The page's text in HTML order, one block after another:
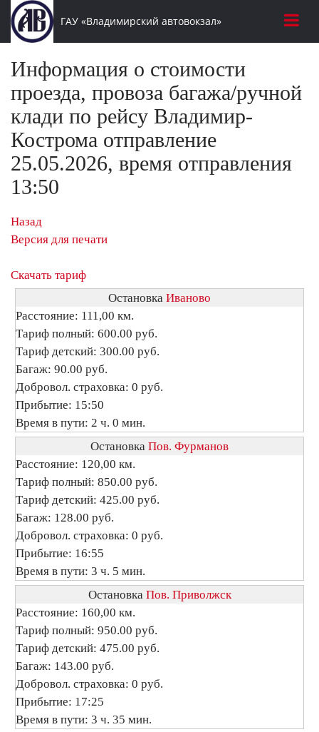
ГАУ «Владимирский автовокзал»
Информация о стоимости
проезда, провоза багажа/ручной
клади по рейсу Владимир-
Кострома отправление
25.05.2026, время отправления
13:50
Назад
Версия для печати
Скачать тариф
Остановка Иваново
Расстояние: 111,00 км.
Тариф полный: 600.00 руб.
Тариф детский: 300.00 руб.
Багаж: 90.00 руб.
Добровол. страховка: 0 руб.
Прибытие: 15:50
Время в пути: 2 ч. 0 мин.
Остановка Пов. Фурманов
Расстояние: 120,00 км.
Тариф полный: 850.00 руб.
Тариф детский: 425.00 руб.
Багаж: 128.00 руб.
Добровол. страховка: 0 руб.
Прибытие: 16:55
Время в пути: 3 ч. 5 мин.
Остановка Пов. Приволжск
Расстояние: 160,00 км.
Тариф полный: 950.00 руб.
Тариф детский: 475.00 руб.
Багаж: 143.00 руб.
Добровол. страховка: 0 руб.
Прибытие: 17:25
Время в пути: 3 ч. 35 мин.